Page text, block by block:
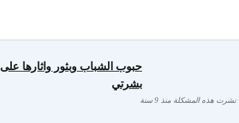
حبوب الشباب وبثور واثارها على
بشرتي
نشرت هذه المشكلة منذ 9 سنة